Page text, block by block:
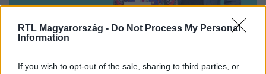
RTL Magyarország - Do Not Process My Personal
Information
If you wish to opt-out of the sale, sharing to third parties, or